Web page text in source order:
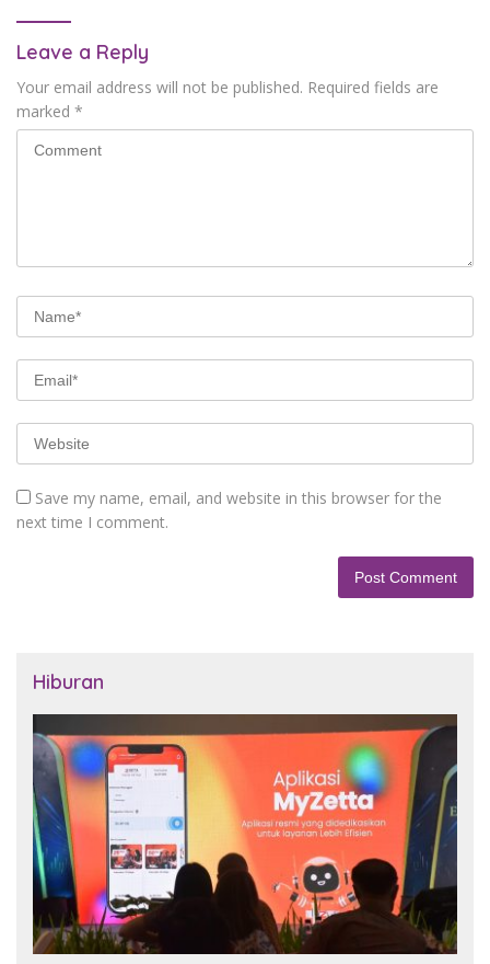
Leave a Reply
Your email address will not be published. Required fields are
marked *
Save my name, email, and website in this browser for the
next time I comment.
Hiburan